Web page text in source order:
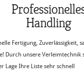
Handling
Fertigung, Zuverlässigkeit,
Durch unsere Verleimtechnik
Lage Ihre Liste sehr schnell